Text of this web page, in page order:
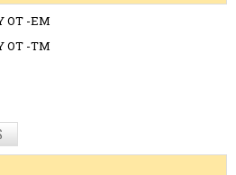
OT -EM
OT -TM